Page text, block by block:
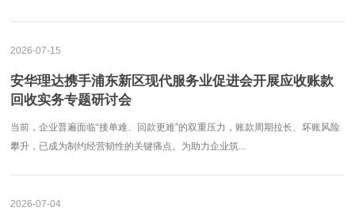
2026-07-15
安华理达携手浦东新区现代服务业促进会开展应收账款
回收实务专题研讨会
当前，企业普遍面临“接单难、回款更难”的双重压力，账款周期拉长、坏账风险
攀升，已成为制约经营韧性的关键痛点。为助力企业筑...
2026-07-04